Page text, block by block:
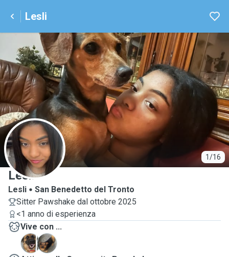
Lesli
1/16
L
Lesli
Lesli
San Benedetto del Tronto
Sitter Pawshake dal ottobre 2025
<1 anno di esperienza
Vive con ...
L
P